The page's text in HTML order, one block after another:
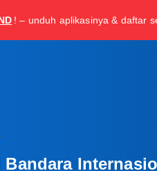
! – unduh aplikasinya & daftar